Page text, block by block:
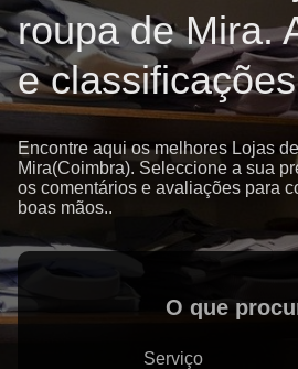
roupa de Mira.
e classificações
Encontre aqui os melhores Lojas
Mira(Coimbra). Seleccione a sua
os comentários e avaliações para
boas mãos..
O que
Serviço